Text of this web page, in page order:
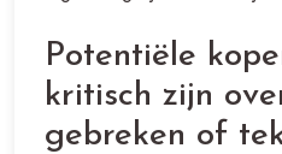
Potentiële
kritisch zijn
gebreken of